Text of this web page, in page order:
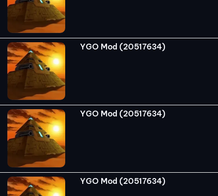
YGO Mod (20517634)
YGO Mod (20517634)
YGO Mod (20517634)